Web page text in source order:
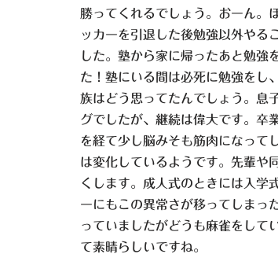
勝ってくれるでしょう。おーん。
ッカーを引退した後勉強以外やる
した。塾から家に帰ったあと勉強
た！塾にいる間は必死に勉強をし
族はどう思ってたんでしょう。息
グでしたが、継続は偉大です。卒
を経て少し脳みそも筋肉になって
は変化しているようです。先輩や
くします。成人式のときには入学
ーにもこの異常さが移ってしまっ
っていましたがどうも麻雀をして
て素晴らしいですね。